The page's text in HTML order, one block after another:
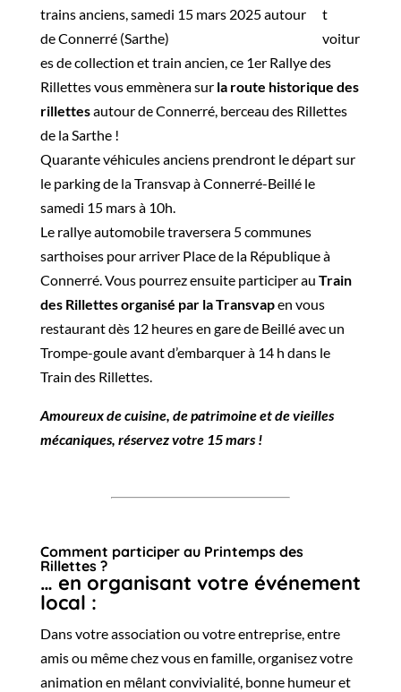
t
voitur
es de collection et train ancien, ce 1er Rallye des
Rillettes vous emmènera surla route historique des
rillettesautour de Connerré, berceau des Rillettes
de la Sarthe !
Quarante véhicules anciens prendront le départ sur
le parking de la Transvap à Connerré-Beillé le
samedi 15 mars à 10h.
Le rallye automobile traversera 5 communes
sarthoises pour arriver Place de la République à
Connerré. Vous pourrez ensuite participer au Train
des Rillettes organisé par la Transvapen vous
restaurant dès 12 heures en gare de Beillé avec un
Trompe-goule avant d’embarquer à 14 h dans le
Train des Rillettes.
Amoureux de cuisine, de patrimoine et de vieilles
mécaniques, réservez votre 15 mars !
Comment participer au Printemps des
Rillettes ?
… en organisant votre événement
local :
Dans votre association ou votre entreprise, entre
amis ou même chez vous en famille, organisez votre
animation en mêlant convivialité, bonne humeur et